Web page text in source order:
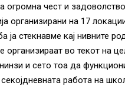
огромна чест и
организирани на 17
ја стекнавме кај нивните
организираат во текот на
и сето тоа да
секојдневната работа на